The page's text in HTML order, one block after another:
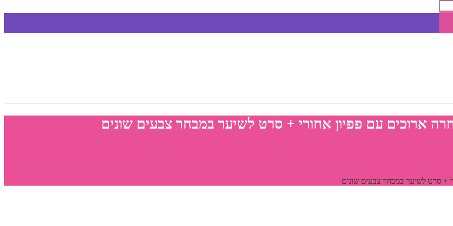
ארוכים עם פפיון אחורי + סרט לשיער במבחר צבעים שונים
+ סרט לשיער במבחר צבעים שונים